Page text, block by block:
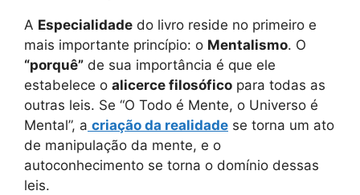
A Especialidade do livro reside no primeiro e
mais importante princípio: o Mentalismo. O
“porquê” de sua importância é que ele
estabelece o alicerce filosófico para todas as
outras leis. Se “O Todo é Mente, o Universo é
Mental”, a criação da realidade se torna um ato
de manipulação da mente, e o
autoconhecimento se torna o domínio dessas
leis.